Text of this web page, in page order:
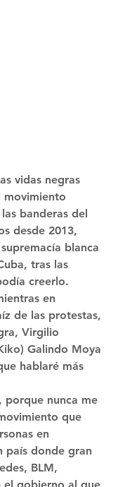
vidas negras
movimiento
banderas del
desde 2013,
blanca
tras las
creerlo.
en
de las protestas,
Virgilio
Galindo Moya
hablaré más
nunca me
que
en
país donde gran
BLM,